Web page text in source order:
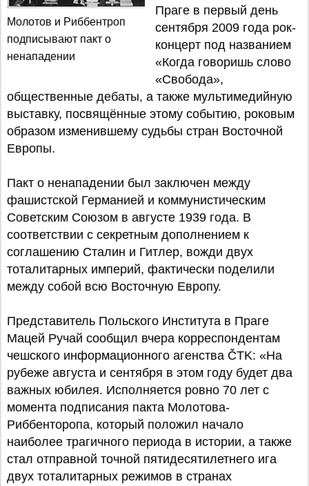
Молотов и Риббентроп
подписывают пакт о
ненападении
Праге в первый день
сентября 2009 года рок-
концерт под названием
«Когда говоришь слово
«Свобода»,
общественные дебаты, а также мультимедийную
выставку, посвящённые этому событию, роковым
образом изменившему судьбы стран Восточной
Европы.
Пакт о ненападении был заключен между
фашистской Германией и коммунистическим
Советским Союзом в августе 1939 года. В
соответствии с секретным дополнением к
соглашению Сталин и Гитлер, вожди двух
тоталитарных империй, фактически поделили
между собой всю Восточную Европу.
Представитель Польского Института в Праге
Мацей Ручай сообщил вчера корреспондентам
чешского информационного агенства ČTK: «На
рубеже августа и сентября в этом году будет два
важных юбилея. Исполняется ровно 70 лет с
момента подписания пакта Молотова-
Риббенторопа, который положил начало
наиболее трагичного периода в истории, а также
стал отправной точной пятидесятилетнего ига
двух тоталитарных режимов в странах